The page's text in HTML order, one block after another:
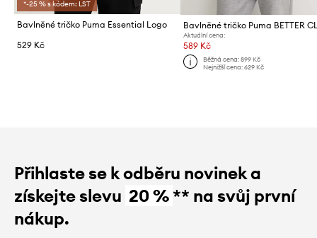
*-25 % s kódem: LST
Bavlněné tričko Puma Essential Logo
529 Kč
Aktuální cena:
589 Kč
Běžná cena: 899 Kč
Nejnižší cena: 629 Kč
Přihlaste se k odběru novinek a
získejte slevu 20 %** na svůj první
nákup.